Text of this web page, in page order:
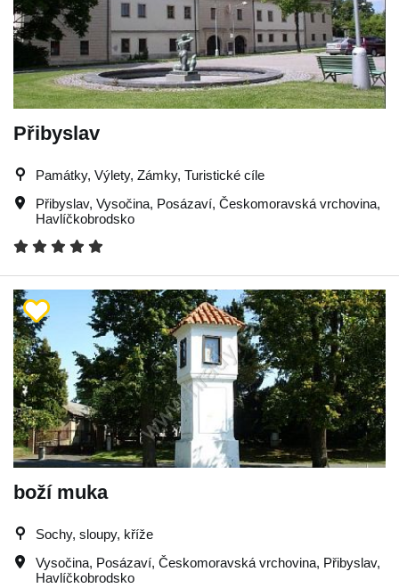
Přibyslav
Památky, Výlety, Zámky, Turistické cíle
Přibyslav, Vysočina, Posázaví, Českomoravská vrchovina,
Havlíčkobrodsko
boží muka
Sochy, sloupy, kříže
Vysočina, Posázaví, Českomoravská vrchovina, Přibyslav,
Havlíčkobrodsko